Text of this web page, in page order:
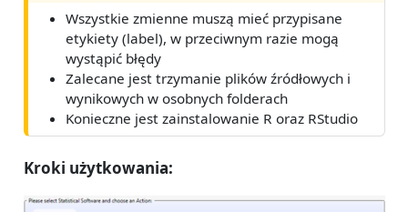
Wszystkie zmienne muszą mieć przypisane
etykiety (label), w przeciwnym razie mogą
wystąpić błędy
Zalecane jest trzymanie plików źródłowych i
wynikowych w osobnych folderach
Konieczne jest zainstalowanie R oraz RStudio
Kroki użytkowania: